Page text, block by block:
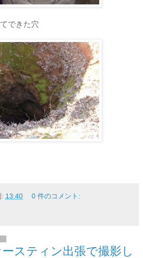
できた穴
: 13:40 0 件のコメント:
スティン出張で撮影し